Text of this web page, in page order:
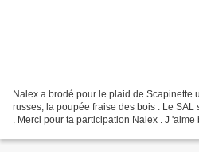
Nalex a brodé pour le plaid de Scapinette
russes, la poupée fraise des bois . Le
. Merci pour ta participation Nalex . J